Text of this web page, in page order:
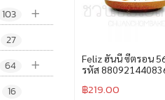
+
103
27
+
64
16
Feliz ฮันนี ซีตรอน
รหัส
฿219.00